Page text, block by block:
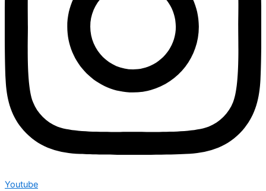
Youtube